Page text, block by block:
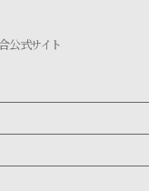
公式サイト